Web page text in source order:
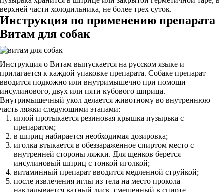
верхней части холодильника, не более трех суток.
Инструкция по применению препарата
Витам для собак
Инструкция о Витам выпускается на русском языке и
прилагается к каждой упаковке препарата. Собаке препарат
вводится подкожно или внутримышечно при помощи
инсулинового, двух или пяти кубового шприца.
Внутримышечный укол делается животному во внутреннюю
часть ляжки следующими этапами:
иглой протыкается резиновая крышка пузырька с
препаратом;
в шприц набирается необходимая дозировка;
иголка втыкается в обеззараженное спиртом место с
внутренней стороны ляжки. Для щенков берется
инсулиновый шприц с тонкой иголкой;
витаминный препарат вводится медленной струйкой;
после извлечения иглы из тела на место прокола
накладывается ватный диск, смещенный в спирте.